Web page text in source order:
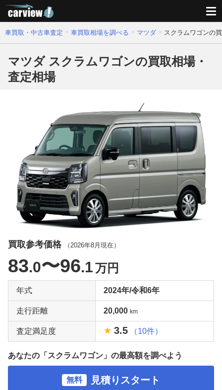
車買取・中古車査定 車買取相場を調べる マツダ スクラムワゴンの
マツダ スクラムワゴンの買取相場・
査定相場
買取参考価格 （ 2026年8月 現在）
83.0〜96.1万円
年式 2024年/令和6年
走行距離 20,000 km
査定満足度 3.5 （10件）
あなたの「スクラムワゴン」の最高額を調べよう
無料 見積りスタート